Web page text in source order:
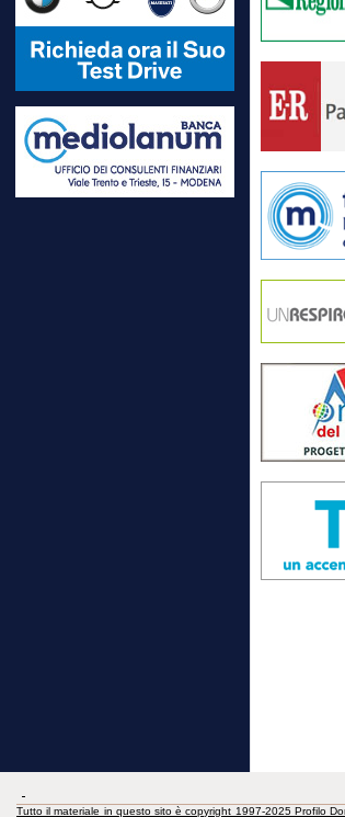
Tutto il materiale in questo sito è copyright 1997-2025 Profilo